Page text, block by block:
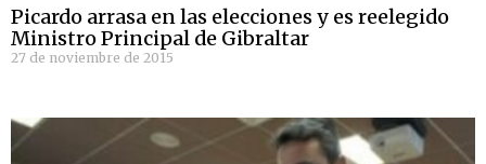
Picardo arrasa en las elecciones y es reelegido
Ministro Principal de Gibraltar
27 de noviembre de 2015